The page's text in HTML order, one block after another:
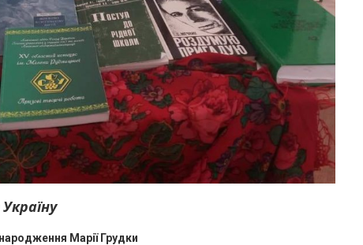
Марії Грудки